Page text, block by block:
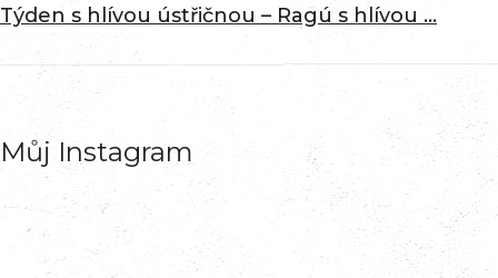
Týden s hlívou ústřičnou – Ragú s hlívou ...
Můj Instagram